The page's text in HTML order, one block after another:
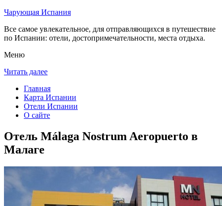
Чарующая Испания
Все самое увлекательное, для отправляющихся в путешествие
по Испании: отели, достопримечательности, места отдыха.
Меню
Читать далее
Главная
Карта Испании
Отели Испании
О сайте
Отель Málaga Nostrum Aeropuerto в
Малаге